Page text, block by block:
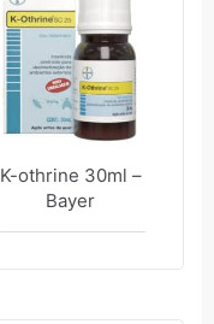
K-othrine 30ml –
Bayer